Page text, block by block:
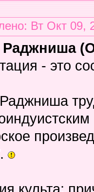
Вт Окт 09,
Раджниша
- это